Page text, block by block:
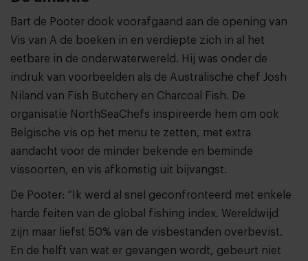
Bart de Pooter dook voorafgaand aan de opening van
Vis van A de boeken in en verdiepte zich in al het
eetbare in de onderwaterwereld. Hij was onder de
indruk van voorbeelden als de Australische chef Josh
Niland van Fish Butchery en Charcoal Fish. De
organisatie NorthSeaChefs inspireerde hem om ook
Belgische vis op het menu te zetten, met extra
aandacht voor de minder bekende en beminde
vissoorten, en vis afkomstig uit bijvangst.
De Pooter: “Ik werd al snel geconfronteerd met enkele
harde feiten van de global fishing index. Wereldwijd
zijn maar liefst 50% van de visbestanden overbevist.
En de helft van wat er gevangen wordt, gebeurt niet